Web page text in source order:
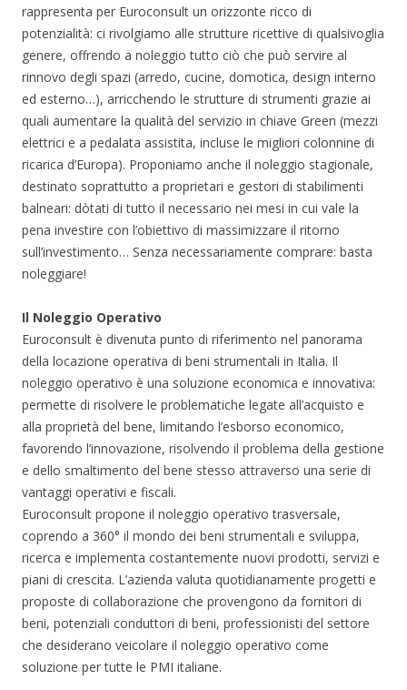
rappresenta per Euroconsult un orizzonte ricco di
potenzialità: ci rivolgiamo alle strutture ricettive di qualsivoglia
genere, offrendo a noleggio tutto ciò che può servire al
rinnovo degli spazi (arredo, cucine, domotica, design interno
ed esterno…), arricchendo le strutture di strumenti grazie ai
quali aumentare la qualità del servizio in chiave Green (mezzi
elettrici e a pedalata assistita, incluse le migliori colonnine di
ricarica d’Europa). Proponiamo anche il noleggio stagionale,
destinato soprattutto a proprietari e gestori di stabilimenti
balneari: dòtati di tutto il necessario nei mesi in cui vale la
pena investire con l’obiettivo di massimizzare il ritorno
sull’investimento… Senza necessariamente comprare: basta
noleggiare!
Il Noleggio Operativo
Euroconsult è divenuta punto di riferimento nel panorama
della locazione operativa di beni strumentali in Italia. Il
noleggio operativo è una soluzione economica e innovativa:
permette di risolvere le problematiche legate all’acquisto e
alla proprietà del bene, limitando l’esborso economico,
favorendo l’innovazione, risolvendo il problema della gestione
e dello smaltimento del bene stesso attraverso una serie di
vantaggi operativi e fiscali.
Euroconsult propone il noleggio operativo trasversale,
coprendo a 360° il mondo dei beni strumentali e sviluppa,
ricerca e implementa costantemente nuovi prodotti, servizi e
piani di crescita. L’azienda valuta quotidianamente progetti e
proposte di collaborazione che provengono da fornitori di
beni, potenziali conduttori di beni, professionisti del settore
che desiderano veicolare il noleggio operativo come
soluzione per tutte le PMI italiane.